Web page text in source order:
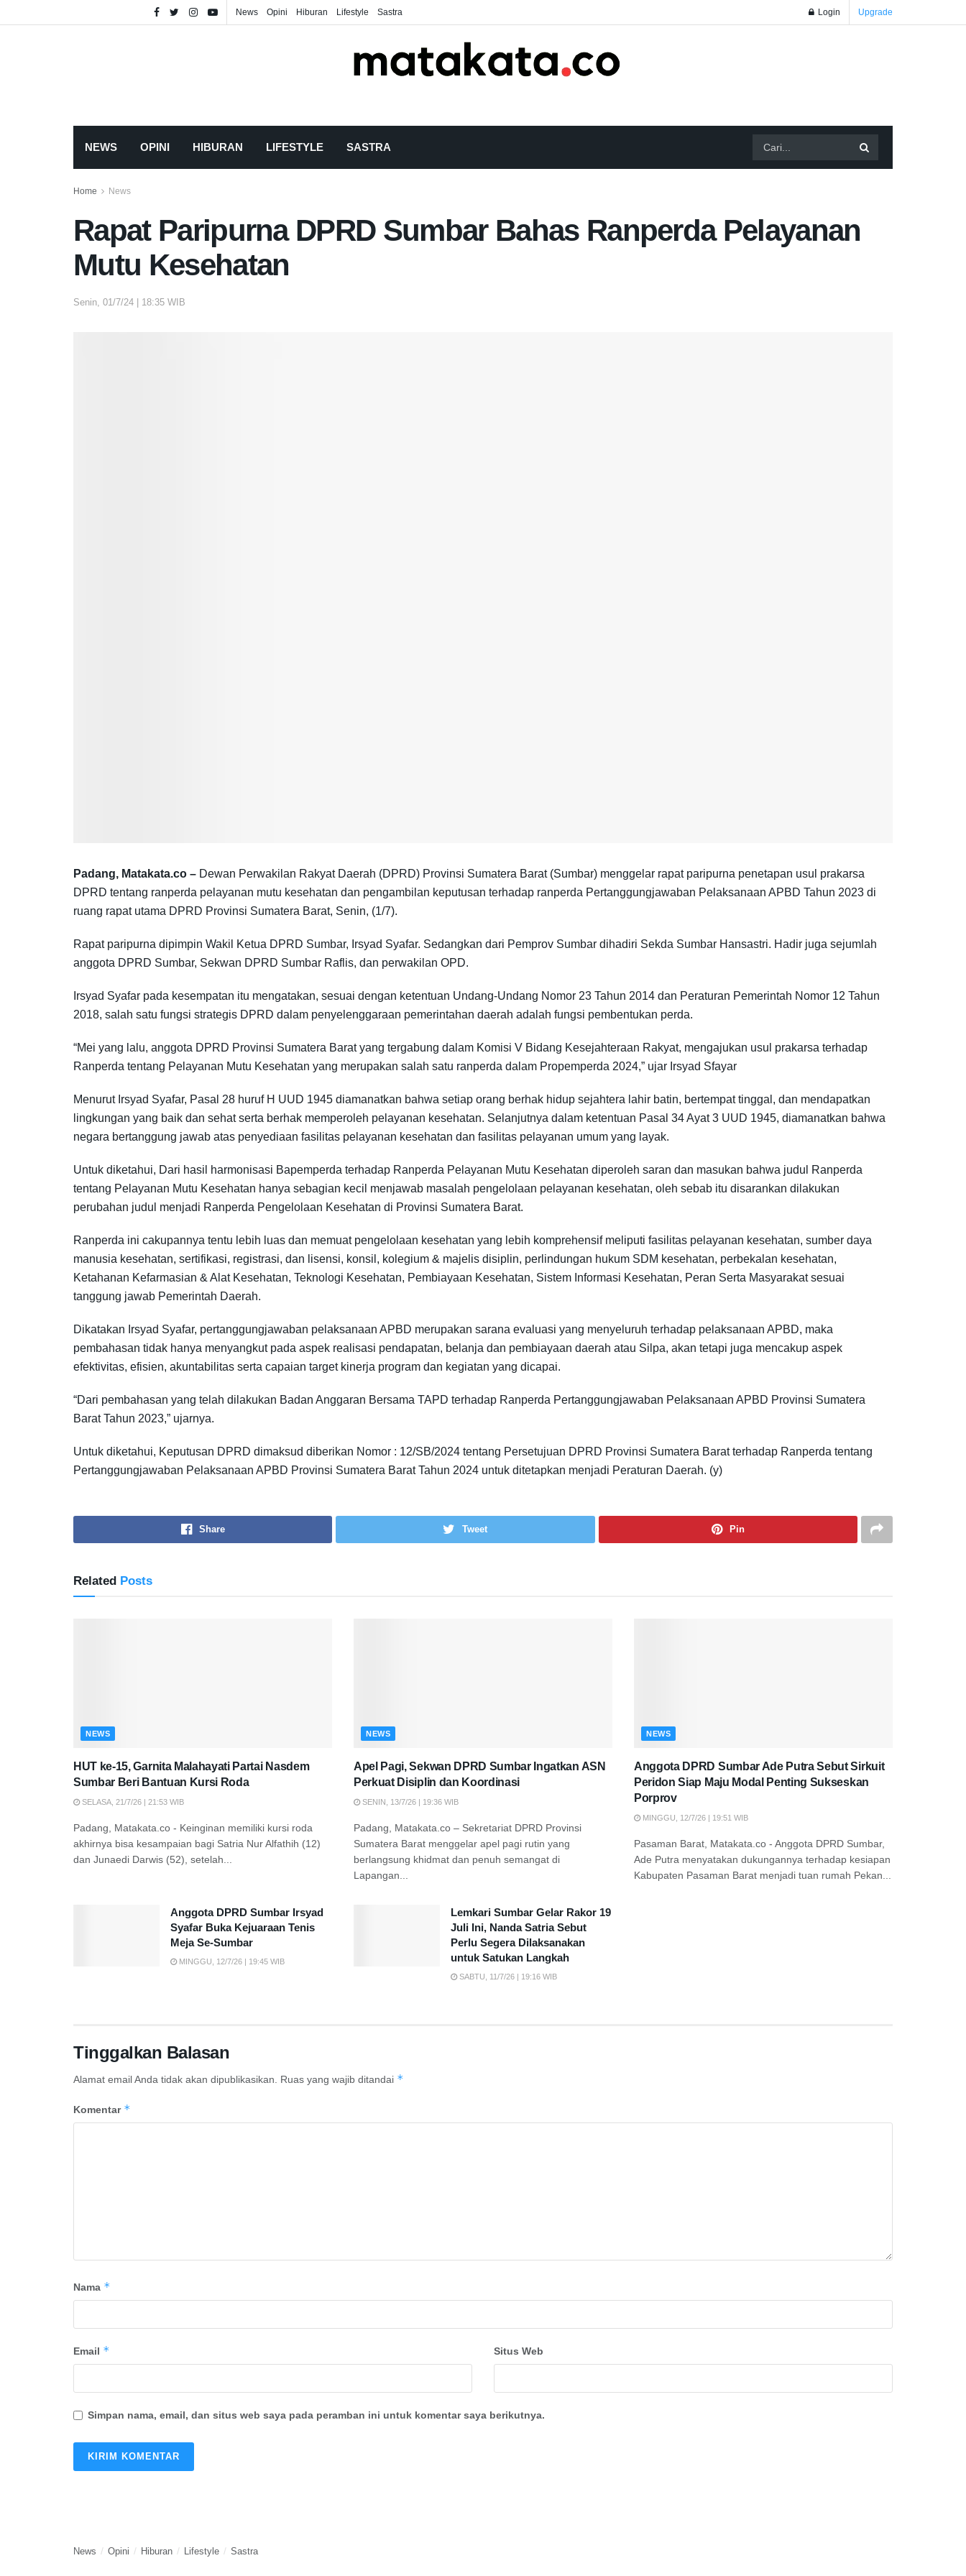
News Opini Hiburan Lifestyle Sastra Login Upgrade
NEWS OPINI HIBURAN LIFESTYLE SASTRA
Home News
Rapat Paripurna DPRD Sumbar Bahas Ranperda Pelayanan
Mutu Kesehatan
Senin, 01/7/24 | 18:35 WIB
Padang, Matakata.co – Dewan Perwakilan Rakyat Daerah (DPRD) Provinsi Sumatera Barat (Sumbar) menggelar rapat paripurna penetapan usul prakarsa
DPRD tentang ranperda pelayanan mutu kesehatan dan pengambilan keputusan terhadap ranperda Pertanggungjawaban Pelaksanaan APBD Tahun 2023 di
ruang rapat utama DPRD Provinsi Sumatera Barat, Senin, (1/7).
Rapat paripurna dipimpin Wakil Ketua DPRD Sumbar, Irsyad Syafar. Sedangkan dari Pemprov Sumbar dihadiri Sekda Sumbar Hansastri. Hadir juga sejumlah
anggota DPRD Sumbar, Sekwan DPRD Sumbar Raflis, dan perwakilan OPD.
Irsyad Syafar pada kesempatan itu mengatakan, sesuai dengan ketentuan Undang-Undang Nomor 23 Tahun 2014 dan Peraturan Pemerintah Nomor 12 Tahun
2018, salah satu fungsi strategis DPRD dalam penyelenggaraan pemerintahan daerah adalah fungsi pembentukan perda.
“Mei yang lalu, anggota DPRD Provinsi Sumatera Barat yang tergabung dalam Komisi V Bidang Kesejahteraan Rakyat, mengajukan usul prakarsa terhadap
Ranperda tentang Pelayanan Mutu Kesehatan yang merupakan salah satu ranperda dalam Propemperda 2024,” ujar Irsyad Sfayar
Menurut Irsyad Syafar, Pasal 28 huruf H UUD 1945 diamanatkan bahwa setiap orang berhak hidup sejahtera lahir batin, bertempat tinggal, dan mendapatkan
lingkungan yang baik dan sehat serta berhak memperoleh pelayanan kesehatan. Selanjutnya dalam ketentuan Pasal 34 Ayat 3 UUD 1945, diamanatkan bahwa
negara bertanggung jawab atas penyediaan fasilitas pelayanan kesehatan dan fasilitas pelayanan umum yang layak.
Untuk diketahui, Dari hasil harmonisasi Bapemperda terhadap Ranperda Pelayanan Mutu Kesehatan diperoleh saran dan masukan bahwa judul Ranperda
tentang Pelayanan Mutu Kesehatan hanya sebagian kecil menjawab masalah pengelolaan pelayanan kesehatan, oleh sebab itu disarankan dilakukan
perubahan judul menjadi Ranperda Pengelolaan Kesehatan di Provinsi Sumatera Barat.
Ranperda ini cakupannya tentu lebih luas dan memuat pengelolaan kesehatan yang lebih komprehensif meliputi fasilitas pelayanan kesehatan, sumber daya
manusia kesehatan, sertifikasi, registrasi, dan lisensi, konsil, kolegium & majelis disiplin, perlindungan hukum SDM kesehatan, perbekalan kesehatan,
Ketahanan Kefarmasian & Alat Kesehatan, Teknologi Kesehatan, Pembiayaan Kesehatan, Sistem Informasi Kesehatan, Peran Serta Masyarakat sesuai
tanggung jawab Pemerintah Daerah.
Dikatakan Irsyad Syafar, pertanggungjawaban pelaksanaan APBD merupakan sarana evaluasi yang menyeluruh terhadap pelaksanaan APBD, maka
pembahasan tidak hanya menyangkut pada aspek realisasi pendapatan, belanja dan pembiayaan daerah atau Silpa, akan tetapi juga mencakup aspek
efektivitas, efisien, akuntabilitas serta capaian target kinerja program dan kegiatan yang dicapai.
“Dari pembahasan yang telah dilakukan Badan Anggaran Bersama TAPD terhadap Ranperda Pertanggungjawaban Pelaksanaan APBD Provinsi Sumatera
Barat Tahun 2023,” ujarnya.
Untuk diketahui, Keputusan DPRD dimaksud diberikan Nomor : 12/SB/2024 tentang Persetujuan DPRD Provinsi Sumatera Barat terhadap Ranperda tentang
Pertanggungjawaban Pelaksanaan APBD Provinsi Sumatera Barat Tahun 2024 untuk ditetapkan menjadi Peraturan Daerah. (y)
Share Tweet Pin
Related Posts
NEWS
HUT ke-15, Garnita Malahayati Partai Nasdem
Sumbar Beri Bantuan Kursi Roda
SELASA, 21/7/26 | 21:53 WIB
Padang, Matakata.co - Keinginan memiliki kursi roda
akhirnya bisa kesampaian bagi Satria Nur Alfathih (12)
dan Junaedi Darwis (52), setelah...
NEWS
Apel Pagi, Sekwan DPRD Sumbar Ingatkan ASN
Perkuat Disiplin dan Koordinasi
SENIN, 13/7/26 | 19:36 WIB
Padang, Matakata.co – Sekretariat DPRD Provinsi
Sumatera Barat menggelar apel pagi rutin yang
berlangsung khidmat dan penuh semangat di
Lapangan...
NEWS
Anggota DPRD Sumbar Ade Putra Sebut Sirkuit
Peridon Siap Maju Modal Penting Sukseskan
Porprov
MINGGU, 12/7/26 | 19:51 WIB
Pasaman Barat, Matakata.co - Anggota DPRD Sumbar,
Ade Putra menyatakan dukungannya terhadap kesiapan
Kabupaten Pasaman Barat menjadi tuan rumah Pekan...
Anggota DPRD Sumbar Irsyad
Syafar Buka Kejuaraan Tenis
Meja Se-Sumbar
MINGGU, 12/7/26 | 19:45 WIB
Lemkari Sumbar Gelar Rakor 19
Juli Ini, Nanda Satria Sebut
Perlu Segera Dilaksanakan
untuk Satukan Langkah
SABTU, 11/7/26 | 19:16 WIB
Tinggalkan Balasan
Alamat email Anda tidak akan dipublikasikan. Ruas yang wajib ditandai *
Komentar *
Nama *
Email * Situs Web
Simpan nama, email, dan situs web saya pada peramban ini untuk komentar saya berikutnya.
News Opini Hiburan Lifestyle Sastra